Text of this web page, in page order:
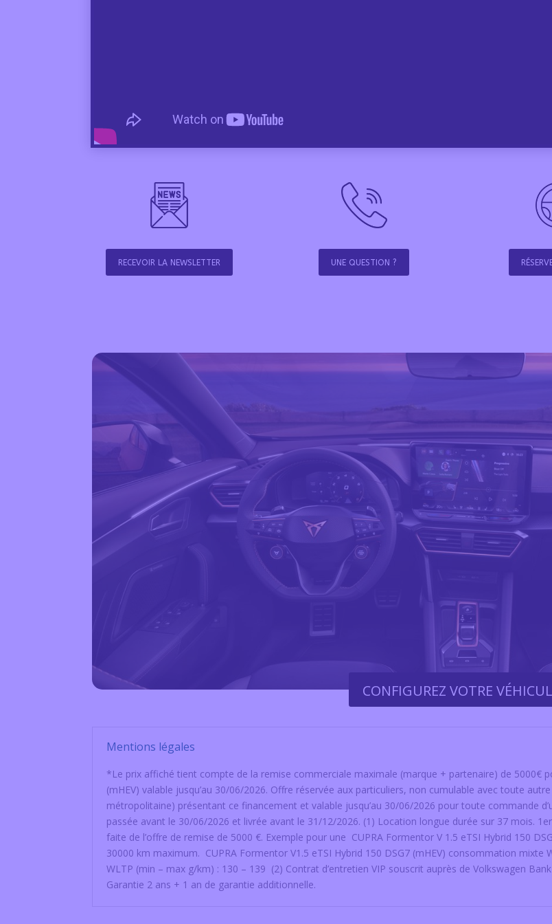
RECEVOIR LA NEWSLETTER UNE QUESTION ?
CONFIGUREZ VOTRE
Mentions légales
*Le prix affiché tient compte de la remise commerciale maximale (marque + partenaire) de 5000€
(mHEV) valable jusqu’au 30/06/2026. Offre réservée aux particuliers, non cumulable avec toute
métropolitaine) présentant ce financement et valable jusqu’au 30/06/2026 pour toute commande
passée avant le 30/06/2026 et livrée avant le 31/12/2026. (1) Location longue durée sur 37 mois.
faite de l’offre de remise de 5000 €. Exemple pour une CUPRA Formentor V 1.5 eTSI Hybrid 150
30000 km maximum. CUPRA Formentor V1.5 eTSI Hybrid 150 DSG7 (mHEV) consommation
WLTP (min – max g/km) : 130 – 139 (2) Contrat d’entretien VIP souscrit auprès de Volkswagen
Garantie 2 ans + 1 an de garantie additionnelle.